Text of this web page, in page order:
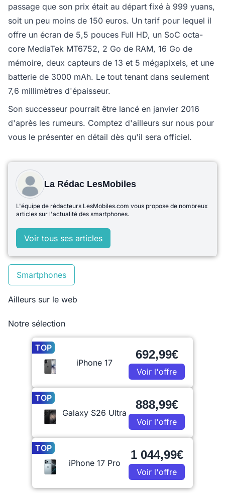
passage que son prix était au départ fixé à 999 yuans,
soit un peu moins de 150 euros. Un tarif pour lequel il
offre un écran de 5,5 pouces Full HD, un SoC octa-
core MediaTek MT6752, 2 Go de RAM, 16 Go de
mémoire, deux capteurs de 13 et 5 mégapixels, et une
batterie de 3000 mAh. Le tout tenant dans seulement
7,6 millimètres d'épaisseur.
Son successeur pourrait être lancé en janvier 2016
d'après les rumeurs. Comptez d'ailleurs sur nous pour
vous le présenter en détail dès qu'il sera officiel.
La Rédac LesMobiles
L'équipe de rédacteurs LesMobiles.com vous propose de nombreux
articles sur l'actualité des smartphones.
Voir tous ses articles
Smartphones
Ailleurs sur le web
Notre sélection
TOP
iPhone 17
692,99€
Voir l'offre
TOP
Galaxy S26 Ultra
888,99€
Voir l'offre
TOP
iPhone 17 Pro
1 044,99€
Voir l'offre